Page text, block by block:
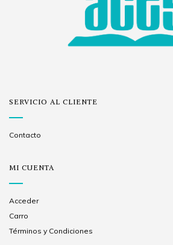
SERVICIO AL CLIENTE
Contacto
MI CUENTA
Acceder
Carro
Términos y Condiciones